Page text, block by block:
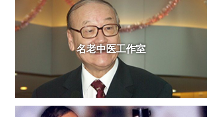
名老中医工作室